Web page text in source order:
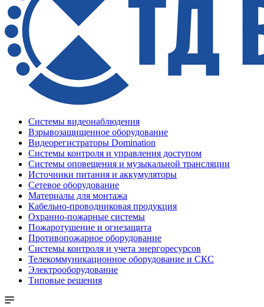
Системы видеонаблюдения
Взрывозащищенное оборудование
Видеорегистраторы Domination
Системы контроля и управления доступом
Системы оповещения и музыкальной трансляции
Источники питания и аккумуляторы
Сетевое оборудование
Материалы для монтажа
Кабельно-проводниковая продукция
Охранно-пожарные системы
Пожаротушение и огнезащита
Противопожарное оборудование
Системы контроля и учета энергоресурсов
Телекоммуникационное оборудование и СКС
Электрооборудование
Типовые решения